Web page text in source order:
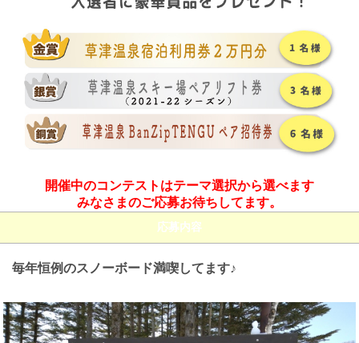
開催中のコンテストはテーマ選択から選べます
みなさまのご応募お待ちしてます。
応募内容
毎年恒例のスノーボード満喫してます♪